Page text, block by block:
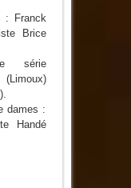
: Franck
Brice
série
dames :
Handé